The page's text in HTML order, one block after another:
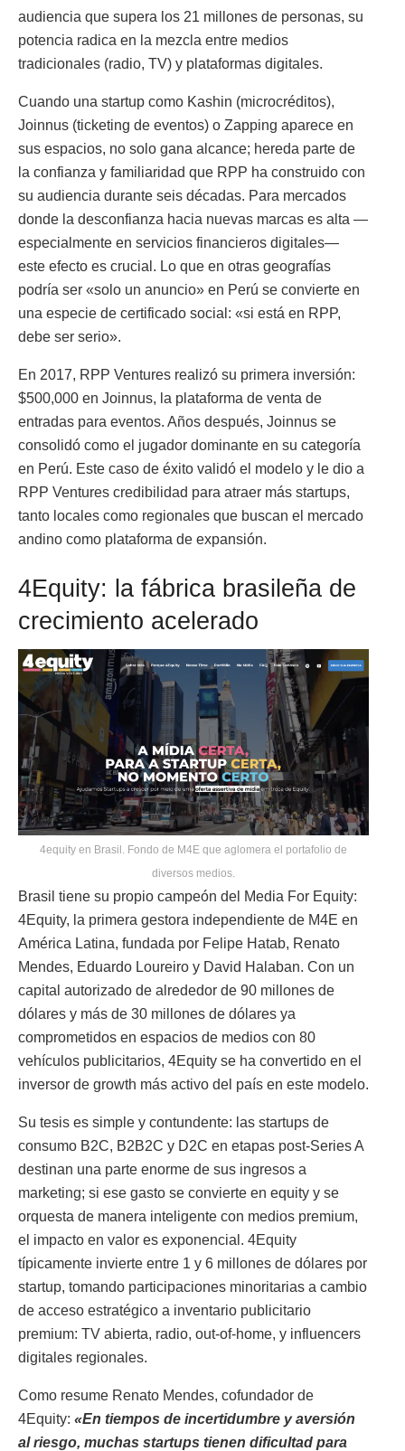
audiencia que supera los 21 millones de personas, su
potencia radica en la mezcla entre medios
tradicionales (radio, TV) y plataformas digitales.
Cuando una startup como Kashin (microcréditos),
Joinnus (ticketing de eventos) o Zapping aparece en
sus espacios, no solo gana alcance; hereda parte de
la confianza y familiaridad que RPP ha construido con
su audiencia durante seis décadas. Para mercados
donde la desconfianza hacia nuevas marcas es alta —
especialmente en servicios financieros digitales—
este efecto es crucial. Lo que en otras geografías
podría ser «solo un anuncio» en Perú se convierte en
una especie de certificado social: «si está en RPP,
debe ser serio».
En 2017, RPP Ventures realizó su primera inversión:
$500,000 en Joinnus, la plataforma de venta de
entradas para eventos. Años después, Joinnus se
consolidó como el jugador dominante en su categoría
en Perú. Este caso de éxito validó el modelo y le dio a
RPP Ventures credibilidad para atraer más startups,
tanto locales como regionales que buscan el mercado
andino como plataforma de expansión.
4Equity: la fábrica brasileña de
crecimiento acelerado
4equity en Brasil. Fondo de M4E que aglomera el portafolio de
diversos medios.
Brasil tiene su propio campeón del Media For Equity:
4Equity, la primera gestora independiente de M4E en
América Latina, fundada por Felipe Hatab, Renato
Mendes, Eduardo Loureiro y David Halaban. Con un
capital autorizado de alrededor de 90 millones de
dólares y más de 30 millones de dólares ya
comprometidos en espacios de medios con 80
vehículos publicitarios, 4Equity se ha convertido en el
inversor de growth más activo del país en este modelo.
Su tesis es simple y contundente: las startups de
consumo B2C, B2B2C y D2C en etapas post-Series A
destinan una parte enorme de sus ingresos a
marketing; si ese gasto se convierte en equity y se
orquesta de manera inteligente con medios premium,
el impacto en valor es exponencial. 4Equity
típicamente invierte entre 1 y 6 millones de dólares por
startup, tomando participaciones minoritarias a cambio
de acceso estratégico a inventario publicitario
premium: TV abierta, radio, out-of-home, y influencers
digitales regionales.
Como resume Renato Mendes, cofundador de
4Equity: «En tiempos de incertidumbre y aversión
al riesgo, muchas startups tienen dificultad para